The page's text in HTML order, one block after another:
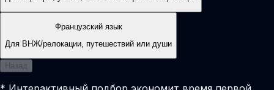
Французский язык
Для ВНЖ/релокации, путешествий или души
Назад